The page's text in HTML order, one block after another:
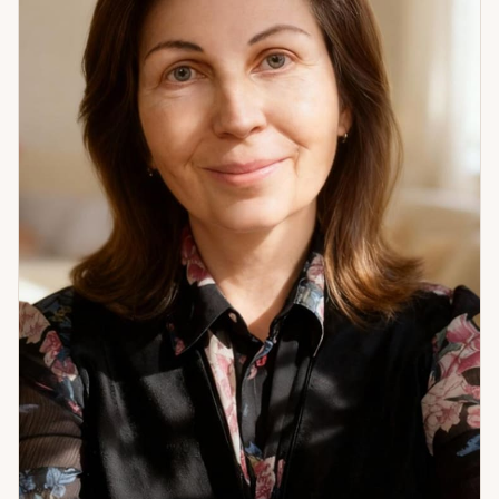
запоминающихся случаев в практике: клиентка с
хроническими финансовыми трудностями. Расклад указал
на неожиданный фактор — она привыкла открыто делиться
планами до их реализации. После того как изменила этот
паттерн, ситуация стабилизировалась. Иногда причина
оказывается там, где не ищут. Если вы хотите понять, что
именно мешает — приходите. Я помогу это найти.